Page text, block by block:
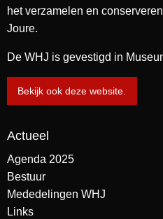
het verzamelen en
Joure.
De WHJ is gevestigd in
Bekijk ook deze website.
Actueel
Agenda 2025
Bestuur
Mededelingen WHJ
Links